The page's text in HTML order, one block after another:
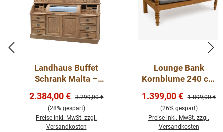
Landhaus Buffet
Schrank Malta –
Massivmöbel
Verkaufspreis:
2.384,00 € Regulärer Preis:
3.299,00 €
(28% gespart)
Preise inkl. MwSt. zzgl.
Versandkosten
Lounge Bank
Kornblume 240 cm
Gartenbank mit
Sitzkissen
Verkaufspreis:
1.399,00 € Regulärer
1.899,00 €
(26% gespart)
Preise inkl. MwSt. zzgl.
Versandkosten